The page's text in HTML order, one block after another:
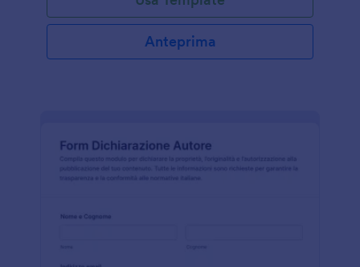
Anteprima